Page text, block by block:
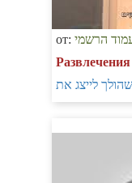
от:
Развлечения